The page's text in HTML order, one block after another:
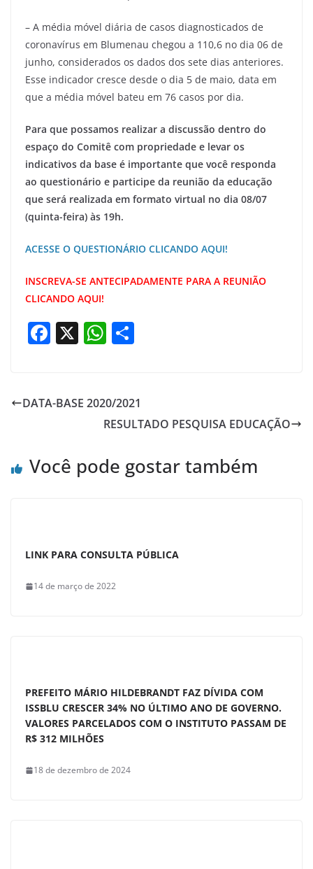
– A média móvel diária de casos diagnosticados de
coronavírus em Blumenau chegou a 110,6 no dia 06 de
junho, considerados os dados dos sete dias anteriores.
Esse indicador cresce desde o dia 5 de maio, data em
que a média móvel bateu em 76 casos por dia.
Para que possamos realizar a discussão dentro do
espaço do Comitê com propriedade e levar os
indicativos da base é importante que você responda
ao questionário e participe da reunião da educação
que será realizada em formato virtual no dia 08/07
(quinta-feira) às 19h.
ACESSE O QUESTIONÁRIO CLICANDO AQUI!
INSCREVA-SE ANTECIPADAMENTE PARA A REUNIÃO
CLICANDO AQUI!
F
e
o
X W
s
A
p
e
DATA-BASE 2020/2021
RESULTADO PESQUISA EDUCAÇÃO
Você pode gostar também
LINK PARA CONSULTA PÚBLICA
14 de março de 2022
PREFEITO MÁRIO HILDEBRANDT FAZ DÍVIDA COM
ISSBLU CRESCER 34% NO ÚLTIMO ANO DE GOVERNO.
VALORES PARCELADOS COM O INSTITUTO PASSAM DE
R$ 312 MILHÕES
18 de dezembro de 2024